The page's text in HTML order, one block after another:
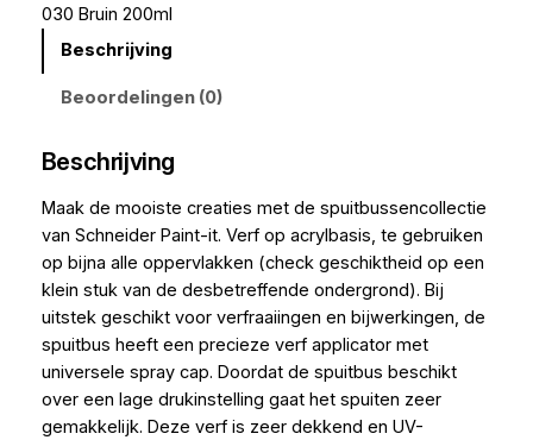
030 Bruin 200ml
Beschrijving
Beoordelingen (0)
Beschrijving
Maak de mooiste creaties met de spuitbussencollectie
van Schneider Paint-it. Verf op acrylbasis, te gebruiken
op bijna alle oppervlakken (check geschiktheid op een
klein stuk van de desbetreffende ondergrond). Bij
uitstek geschikt voor verfraaiingen en bijwerkingen, de
spuitbus heeft een precieze verf applicator met
universele spray cap. Doordat de spuitbus beschikt
over een lage drukinstelling gaat het spuiten zeer
gemakkelijk. Deze verf is zeer dekkend en UV-